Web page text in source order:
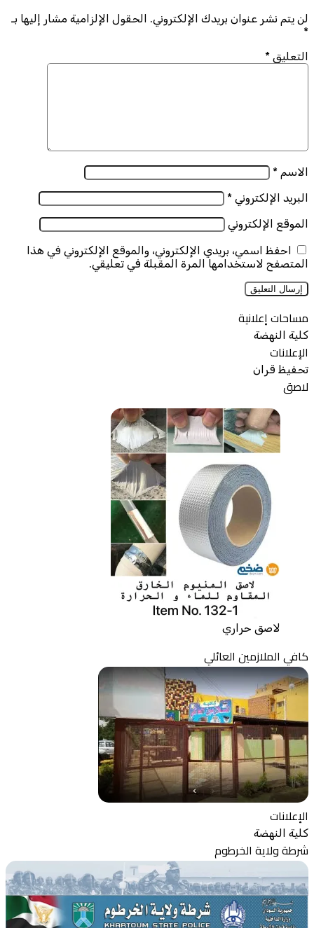
لن يتم نشر عنوان بريدك الإلكتروني.
الحقول الإلزامية مشار إليها بـ
*
التعليق *
الاسم *
البريد الإلكتروني *
الموقع الإلكتروني
احفظ اسمي، بريدي الإلكتروني، والموقع الإلكتروني في هذا
المتصفح لاستخدامها المرة المقبلة في تعليقي.
مساحات إعلانية
كلية النهضة
الإعلانات
تحفيظ قران
لاصق
لاصق حراري
كافي الملازمين العائلي
الإعلانات
كلية النهضة
شرطة ولاية الخرطوم